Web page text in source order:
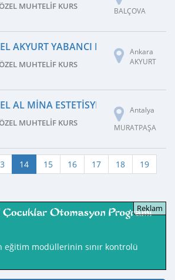
MUHTELIF KURS
BALÇOVA
AKYURT YABANCI DIL VE MESLEK
MUHTELIF KURS
Ankara
AKYURT
AL MINA ESTETISYENLIK KURSU
MUHTELIF KURS
Antalya
MURATPAŞA
14 15 16 17 18
19
eğitim modüllerinin sınır kontrolü